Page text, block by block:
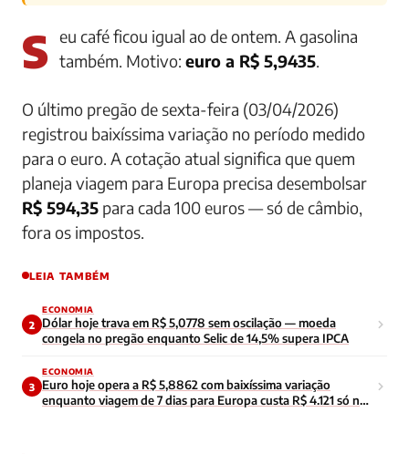
Seu café ficou igual ao de ontem. A gasolina também. Motivo: euro a R$ 5,9435.
O último pregão de sexta-feira (03/04/2026)
registrou baixíssima variação no período medido
para o euro. A cotação atual significa que quem
planeja viagem para Europa precisa desembolsar
R$ 594,35 para cada 100 euros — só de câmbio,
fora os impostos.
LEIA TAMBÉM
2
ECONOMIA
Dólar hoje trava em R$ 5,0778 sem oscilação — moeda
congela no pregão enquanto Selic de 14,5% supera IPCA
3
ECONOMIA
Euro hoje opera a R$ 5,8862 com baixíssima variação
enquanto viagem de 7 dias para Europa custa R$ 4.121 só no